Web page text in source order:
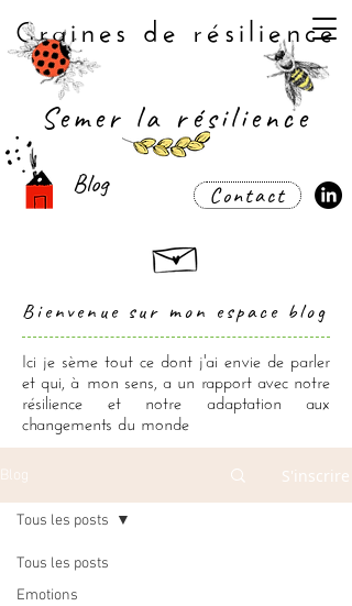
Semer la résilience
Graines de résilience
Contact
Blog
Bienvenue sur mon espace blog
Ici je sème tout ce dont j'ai envie de parler
et qui, à mon sens, a un rapport avec notre
résilience et notre adaptation aux
changements du monde
Blog S'inscrire
Tous les posts
Emotions
Tous les posts